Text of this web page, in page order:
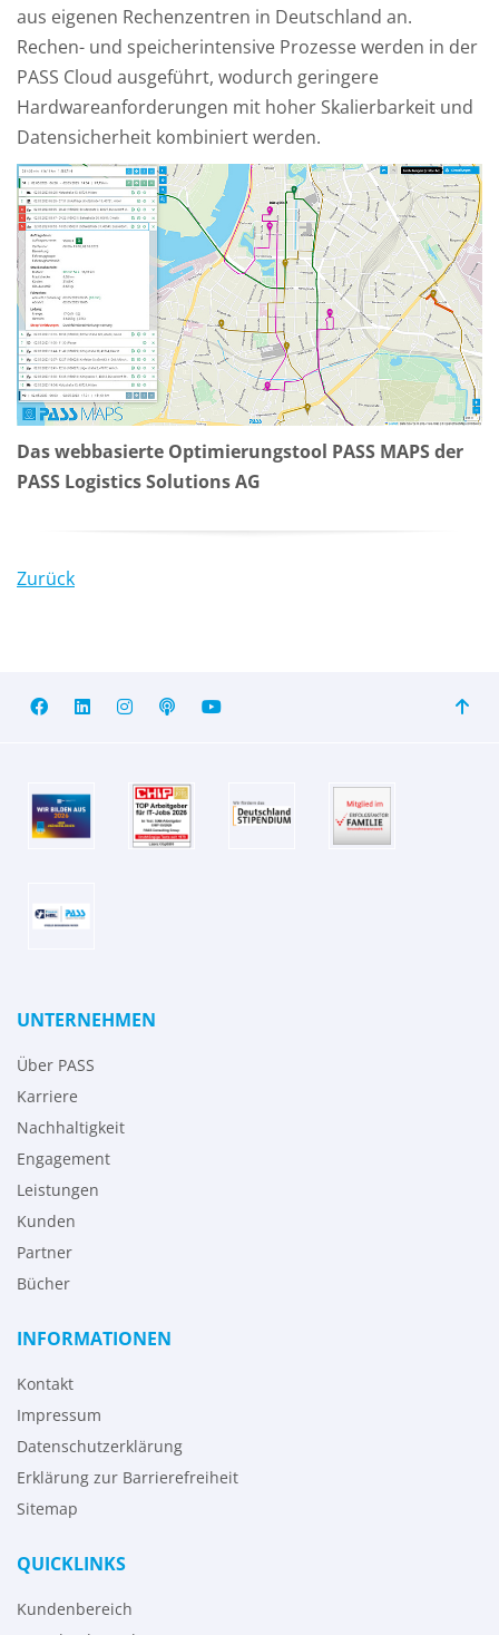
aus eigenen Rechenzentren in Deutschland an.
Rechen- und speicherintensive Prozesse werden in der
PASS Cloud ausgeführt, wodurch geringere
Hardwareanforderungen mit hoher Skalierbarkeit und
Datensicherheit kombiniert werden.
Das webbasierte Optimierungstool PASS MAPS der
PASS Logistics Solutions AG
Zurück
UNTERNEHMEN
Über PASS
Karriere
Nachhaltigkeit
Engagement
Leistungen
Kunden
Partner
Bücher
INFORMATIONEN
Kontakt
Impressum
Datenschutzerklärung
Erklärung zur Barrierefreiheit
Sitemap
QUICKLINKS
Kundenbereich